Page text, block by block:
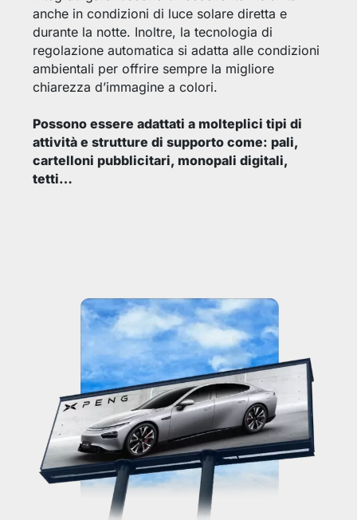
anche in condizioni di luce solare diretta e
durante la notte. Inoltre, la tecnologia di
regolazione automatica si adatta alle condizioni
ambientali per offrire sempre la migliore
chiarezza d’immagine a colori.
Possono essere adattati a molteplici tipi di
attività e strutture di supporto come: pali,
cartelloni pubblicitari, monopali digitali,
tetti…